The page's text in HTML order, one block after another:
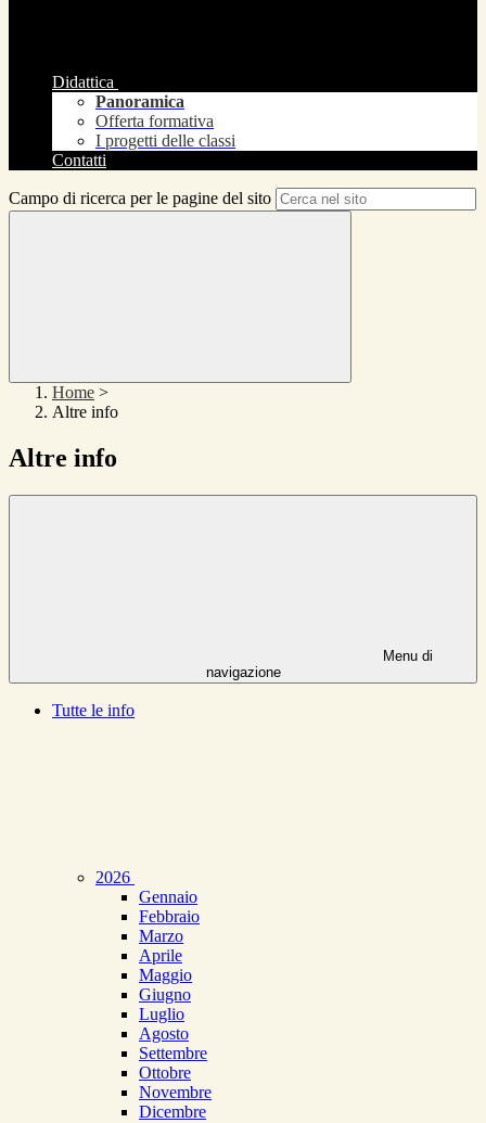
Didattica
Panoramica
Offerta formativa
I progetti delle classi
Contatti
Campo di ricerca per le pagine del sito
Home >
Altre info
Altre info
Menu di
navigazione
Tutte le info
2026
Gennaio
Febbraio
Marzo
Aprile
Maggio
Giugno
Luglio
Agosto
Settembre
Ottobre
Novembre
Dicembre